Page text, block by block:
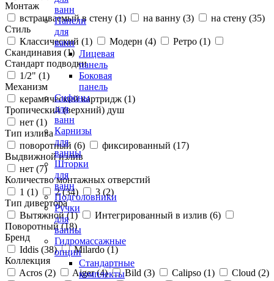
ванн
Панели
для
ванн
Лицевая
панель
Боковая
панель
Сифоны
для
ванн
Карнизы
для
ванны
Шторки
для
ванн
Подголовники
Ручки
для
ванны
Гидромассажные
опции
Стандартные
комплекты
Монтаж
встраиваемый в стену (1) на ванну (3) на стену (35)
Стиль
Классический (1) Модерн (4) Ретро (1)
Скандинавия (1)
Стандарт подводки
1/2" (1)
Механизм
керамический картридж (1)
Тропический (верхний) душ
нет (1)
Тип излива
поворотный (6) фиксированный (17)
Выдвижной излив
нет (7)
Количество монтажных отверстий
1 (1) 2 (34) 3 (2)
Тип дивертора
Вытяжной (1) Интегрированный в излив (6)
Поворотный (18)
Бренд
Iddis (38) Milardo (1)
Коллекция
Acros (2) Aiger (4) Bild (3) Calipso (1) Cloud (2)